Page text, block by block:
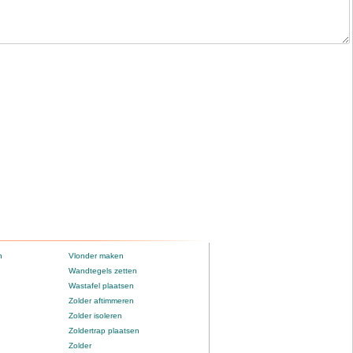
Vlonder maken
Wandtegels zetten
Wastafel plaatsen
Zolder aftimmeren
Zolder isoleren
Zoldertrap plaatsen
Zolder